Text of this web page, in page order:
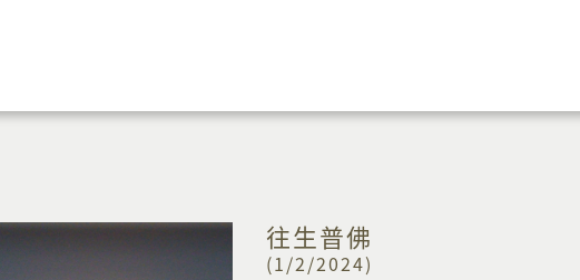
往生普佛
(1/2/2024)